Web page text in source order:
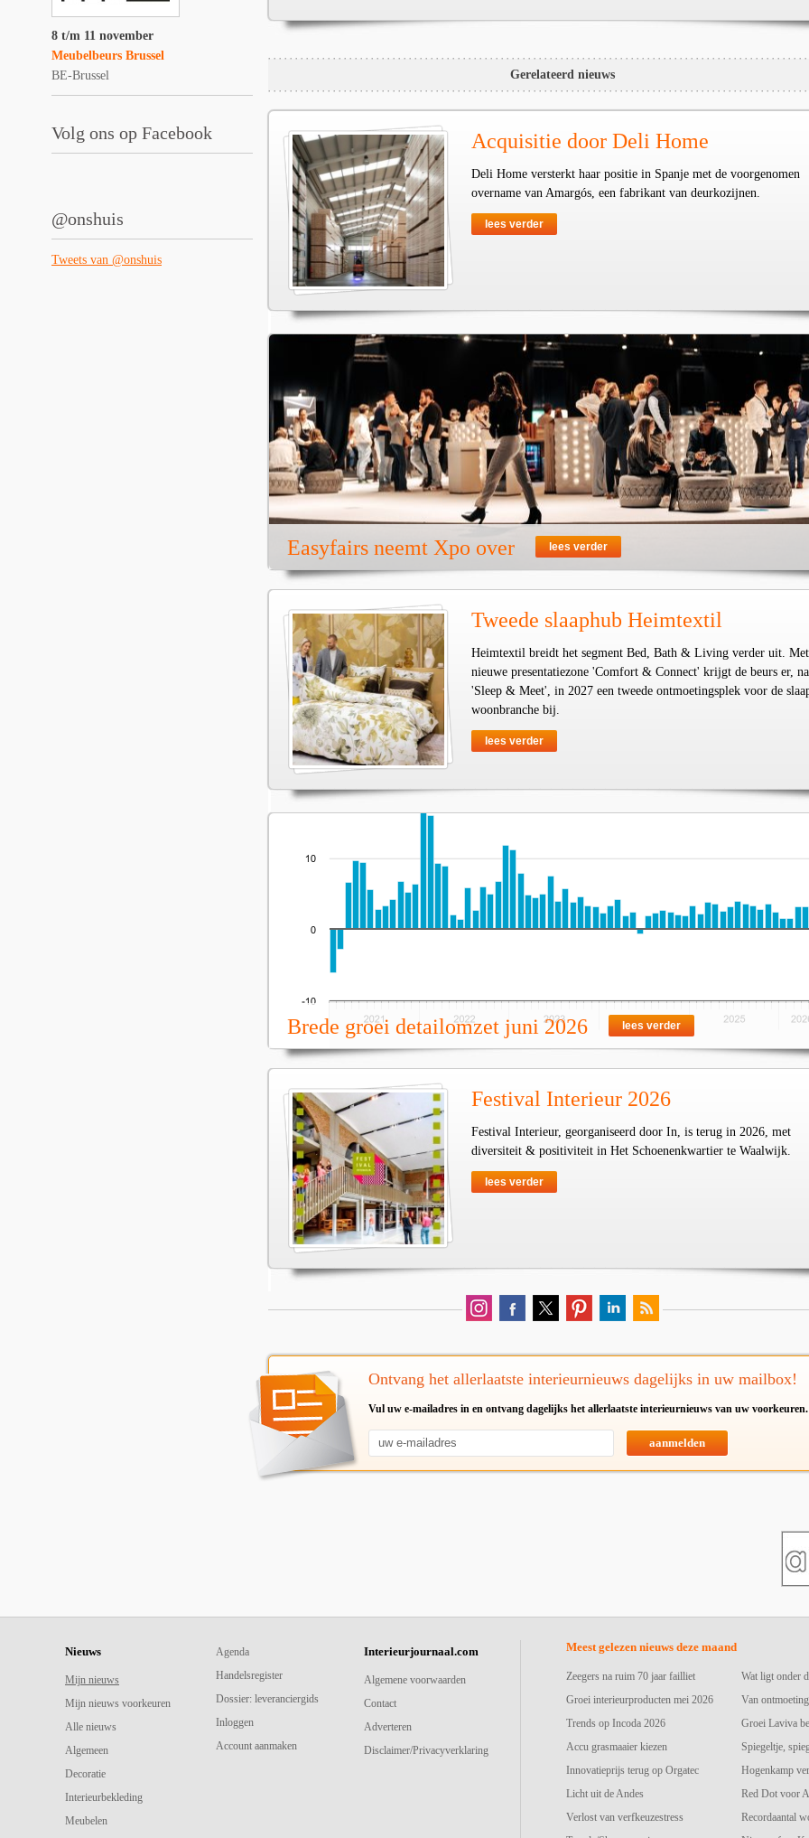
8 t/m 11 november
Meubelbeurs Brussel
BE-Brussel
Volg ons op Facebook
@onshuis
Tweets van @onshuis
Gerelateerd nieuws
Acquisitie door Deli Home
Deli Home versterkt haar positie in Spanje met de voorgenomen
overname van Amargós, een fabrikant van deurkozijnen.
lees verder
Easyfairs neemt Xpo over lees verder
Tweede slaaphub Heimtextil
Heimtextil breidt het segment Bed, Bath & Living verder uit.
nieuwe presentatiezone 'Comfort & Connect' krijgt de beurs er,
'Sleep & Meet', in 2027 een tweede ontmoetingsplek voor de
woonbranche bij.
lees verder
Brede groei detailomzet juni 2026 lees verder
Festival Interieur 2026
Festival Interieur, georganiseerd door In, is terug in 2026, met
diversiteit & positiviteit in Het Schoenenkwartier te Waalwijk.
lees verder
Ontvang het allerlaatste interieurnieuws dagelijks in uw mailbox!
Vul uw e-mailadres in en ontvang dagelijks het allerlaatste interieurnieuws van uw voorkeuren.
aanmelden
Nieuws
Mijn nieuws
Mijn nieuws voorkeuren
Alle nieuws
Algemeen
Decoratie
Interieurbekleding
Meubelen
Agenda
Handelsregister
Dossier: leveranciergids
Inloggen
Account aanmaken
Interieurjournaal.com
Algemene voorwaarden
Contact
Adverteren
Disclaimer/Privacyverklaring
Meest gelezen nieuws deze maand
Zeegers na ruim 70 jaar failliet
Groei interieurproducten mei 2026
Trends op Incoda 2026
Accu grasmaaier kiezen
Innovatieprijs terug op Orgatec
Licht uit de Andes
Verlost van verfkeuzestress
Wat ligt onder
Van
Groei Laviva
Spiegeltje,
Hogenkamp
Red Dot voor
Recordaantal